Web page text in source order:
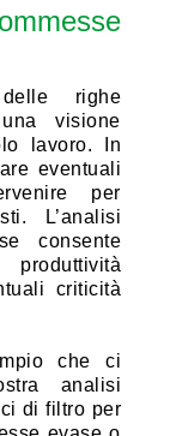
delle righe
visione
lavoro. In
eventuali
per
L’analisi
consente
criticità
che ci
analisi
di filtro per